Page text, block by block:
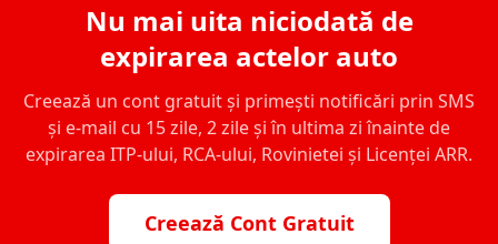
Nu mai uita niciodată de
expirarea actelor auto
Creează un cont gratuit și primești notificări prin SMS
și e-mail cu 15 zile, 2 zile și în ultima zi înainte de
expirarea ITP-ului, RCA-ului, Rovinietei și Licenței ARR.
Creează Cont Gratuit